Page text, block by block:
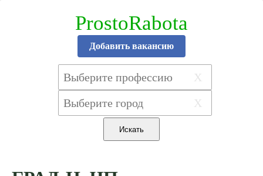
ProstoRabota
Добавить вакансию
X
X